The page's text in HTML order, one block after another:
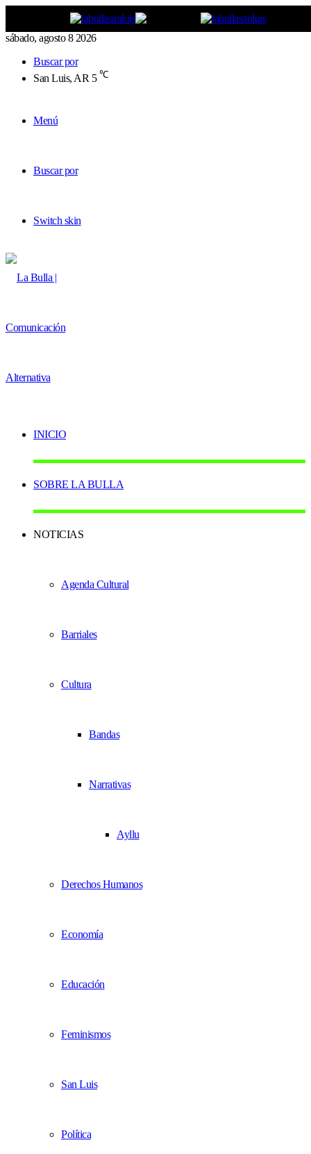
sábado, agosto 8 2026
Buscar por
San Luis, AR 5 ℃
Menú
Buscar por
Switch skin
INICIO
SOBRE LA BULLA
NOTICIAS
Agenda Cultural
Barriales
Cultura
Bandas
Narrativas
Ayllu
Derechos Humanos
Economía
Educación
Feminismos
San Luis
Política